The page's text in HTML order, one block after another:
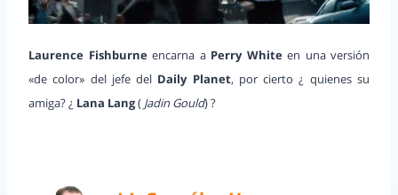
Laurence Fishburneencarna a Perry Whiteen una versión
«de color» del jefe del Daily Planet, por cierto ¿ quienes su
amiga? ¿ Lana Lang( Jadin Gould) ?